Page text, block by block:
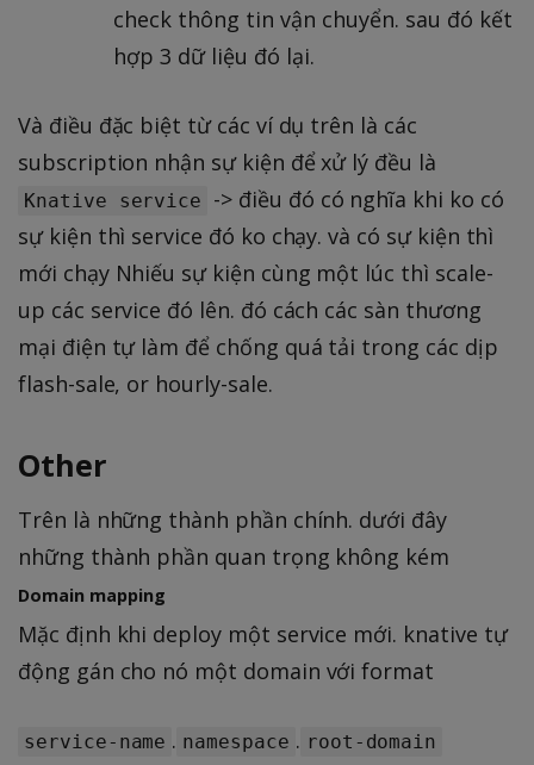
check thông tin vận chuyển. sau đó kết
hợp 3 dữ liệu đó lại.
Và điều đặc biệt từ các ví dụ trên là các
subscription nhận sự kiện để xử lý đều là
Knative service
-> điều đó có nghĩa khi ko có
sự kiện thì service đó ko chạy. và có sự kiện thì
mới chạy Nhiếu sự kiện cùng một lúc thì scale-
up các service đó lên. đó cách các sàn thương
mại điện tự làm để chống quá tải trong các dịp
flash-sale, or hourly-sale.
Other
Trên là những thành phần chính. dưới đây
những thành phần quan trọng không kém
Domain mapping
Mặc định khi deploy một service mới. knative tự
động gán cho nó một domain với format
service-name . namespace . root-domain